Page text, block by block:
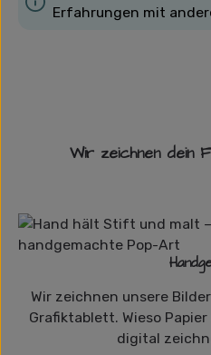
Erfahrungen mit
Wir zeichnen dein
Wir zeichnen unsere
Grafiktablett. Wieso
digital